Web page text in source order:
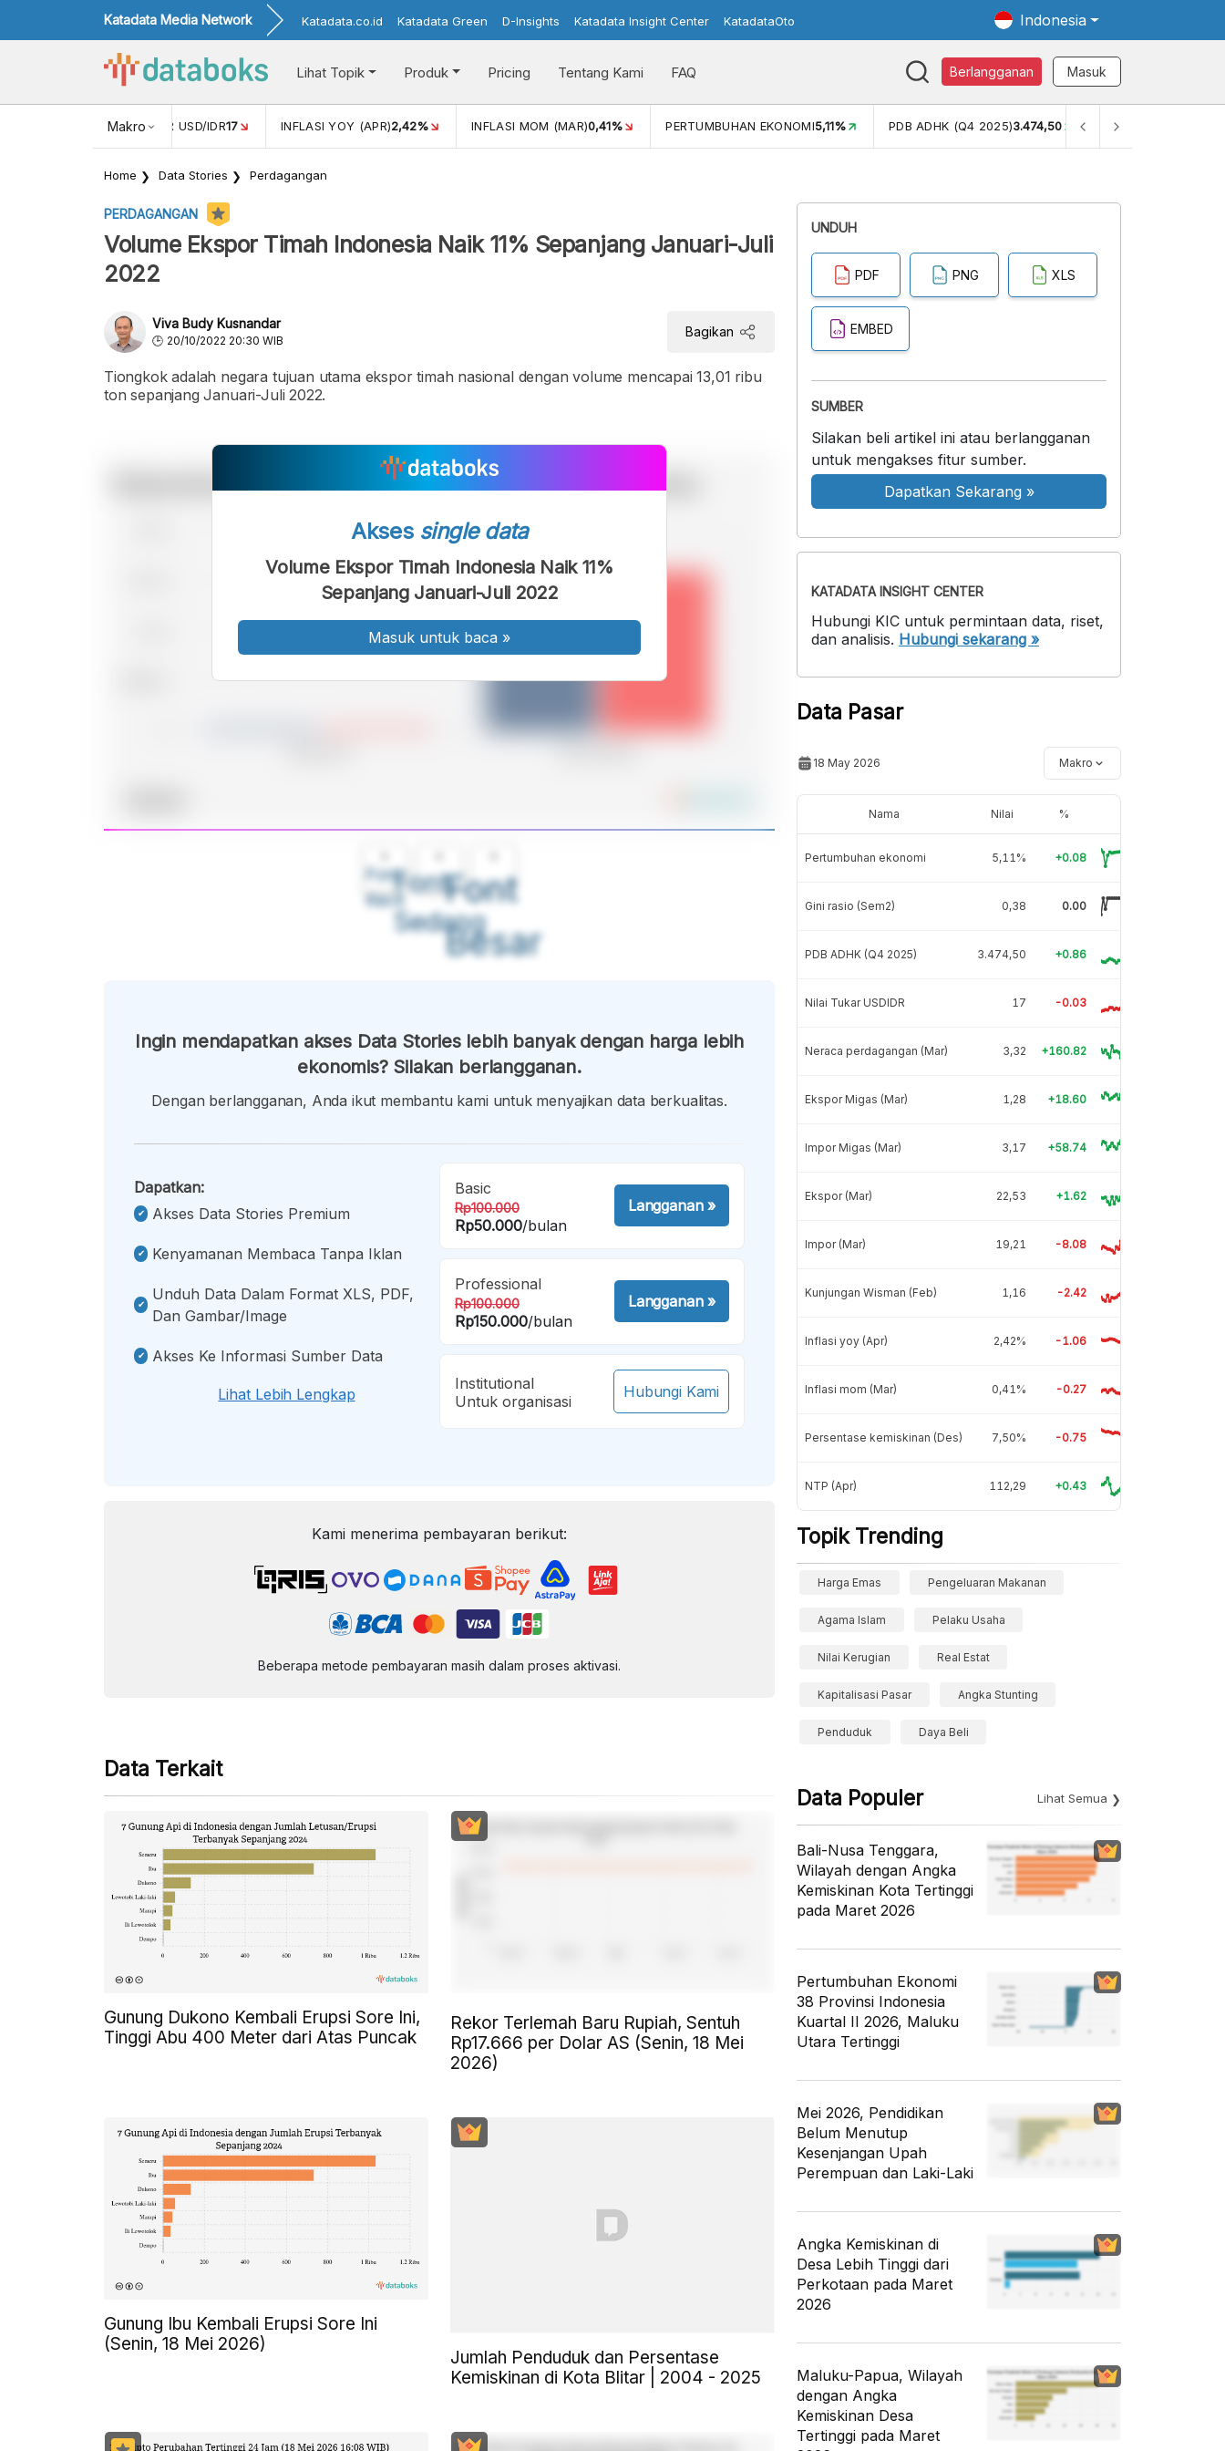
Katadata Media Network Katadata.co.id Katadata Green D-Insights Katadata Insight Center KatadataOto Indonesia
Lihat Topik Produk Pricing Tentang Kami FAQ Berlangganan Masuk
Makro
INFLASI YOY (APR) 2,42% INFLASI MOM (MAR)0,41% PERTUMBUHAN EKONOMI5,11% PDB ADHK (Q4 2025)3.474,50 GINI RASIO (SEM2)0,38 PERSENTASE KEMISKINAN
Home Data Stories Perdagangan
PERDAGANGAN
Volume Ekspor Timah Indonesia Naik 11% Sepanjang Januari-Juli
2022
Viva Budy Kusnandar
20/10/2022 20:30 WIB
Bagikan
Tiongkok adalah negara tujuan utama ekspor timah nasional dengan volume mencapai 13,01 ribu
ton sepanjang Januari-Juli 2022.
Font
Kecil
Font
Sedang
Font
Besar
Akses single data
Volume Ekspor Timah Indonesia Naik 11%
Sepanjang Januari-Juli 2022
Masuk untuk baca »
Ingin mendapatkan akses Data Stories lebih banyak dengan harga lebih
ekonomis? Silakan berlangganan.
Dengan berlangganan, Anda ikut membantu kami untuk menyajikan data berkualitas.
Dapatkan:
Akses Data Stories Premium
Kenyamanan Membaca Tanpa Iklan
Unduh Data Dalam Format XLS, PDF,
Dan Gambar/image
Akses Ke Informasi Sumber Data
Lihat Lebih Lengkap
Basic
Rp100.000
Rp50.000/bulan
Langganan»
Professional
Rp100.000
Rp150.000/bulan
Langganan»
Institutional
Untuk organisasi
Hubungi Kami
Kami menerima pembayaran berikut:
Beberapa metode pembayaran masih dalam proses aktivasi.
Data Terkait
Gunung Dukono Kembali Erupsi Sore Ini,
Tinggi Abu 400 Meter dari Atas Puncak
Rekor Terlemah Baru Rupiah, Sentuh
Rp17.666 per Dolar AS (Senin, 18 Mei
2026)
Gunung Ibu Kembali Erupsi Sore Ini
(Senin, 18 Mei 2026)
Jumlah Penduduk dan Persentase
Kemiskinan di Kota Blitar | 2004 - 2025
UNDUH
PDF PNG XLS
EMBED
SUMBER
Silakan beli artikel ini atau berlangganan
untuk mengakses fitur sumber.
Dapatkan Sekarang »
KATADATA INSIGHT CENTER
Hubungi KIC untuk permintaan data, riset,
dan analisis. Hubungi sekarang »
Data Pasar
18 May 2026 Makro
Nama Nilai %
Pertumbuhan ekonomi 5,11% +0.08
Gini rasio (Sem2) 0,38 0.00
PDB ADHK (Q4 2025) 3.474,50 +0.86
Nilai Tukar USDIDR 17 -0.03
Neraca perdagangan (Mar) 3,32 +160.82
Ekspor Migas (Mar) 1,28 +18.60
Impor Migas (Mar) 3,17 +58.74
Ekspor (Mar) 22,53 +1.62
Impor (Mar) 19,21 -8.08
Kunjungan Wisman (Feb) 1,16 -2.42
Inflasi yoy (Apr) 2,42% -1.06
Inflasi mom (Mar) 0,41% -0.27
Persentase kemiskinan (Des) 7,50% -0.75
NTP (Apr) 112,29 +0.43
Topik Trending
Harga Emas Pengeluaran Makanan
Agama Islam Pelaku Usaha
Nilai Kerugian Real Estat
Kapitalisasi Pasar Angka Stunting
Penduduk Daya Beli
Data Populer Lihat Semua
Bali-Nusa Tenggara,
Wilayah dengan Angka
Kemiskinan Kota Tertinggi
pada Maret 2026
Pertumbuhan Ekonomi
38 Provinsi Indonesia
Kuartal II 2026, Maluku
Utara Tertinggi
Mei 2026, Pendidikan
Belum Menutup
Kesenjangan Upah
Perempuan dan Laki-Laki
Angka Kemiskinan di
Desa Lebih Tinggi dari
Perkotaan pada Maret
2026
Maluku-Papua, Wilayah
dengan Angka
Kemiskinan Desa
Tertinggi pada Maret